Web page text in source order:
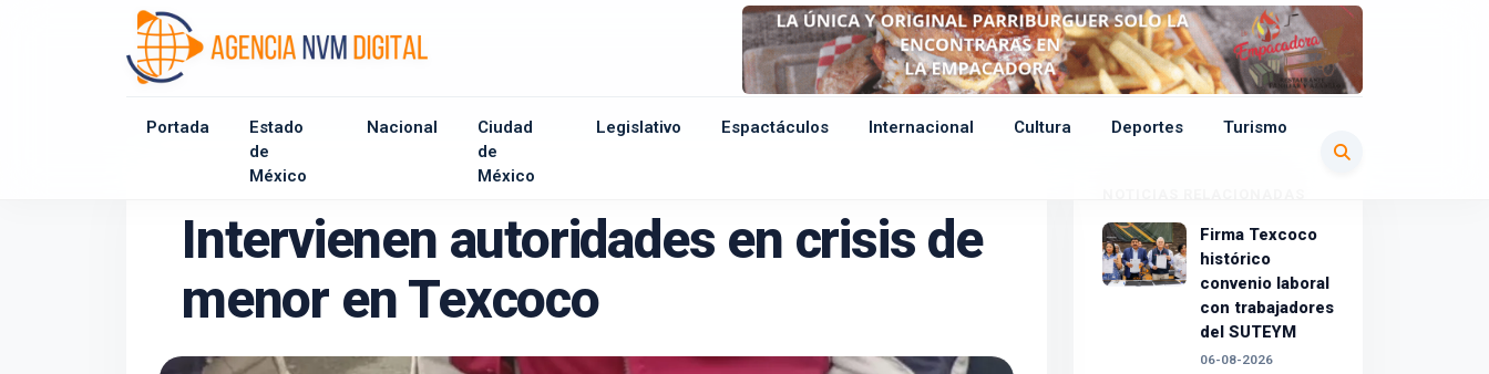
Portada
Estado
de
México
Nacional
Ciudad
de
México
Legislativo Espactáculos Internacional Cultura Deportes Turismo
Intervienen autoridades en crisis de
menor en Texcoco
Firma Texcoco
histórico
convenio laboral
con trabajadores
del SUTEYM
06-08-2026